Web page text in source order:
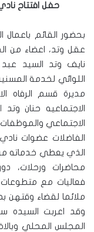
حفل افتتاح
بحضور القائم باعمال
عقل وتد، اعضاء من
نايف وتد السيد
اللوائي لخدمة
مديرة قسم الرفاه
الاجتماعيه حنان
الاجتماعي
الفاضلات عضوات نادي
الذي يعطي خدماته
محاضرات ورحلات،
فعاليات مع متطوعات
ملائما لقضاء وقتهن
وقد اعربت السيده
المجلس المحلي